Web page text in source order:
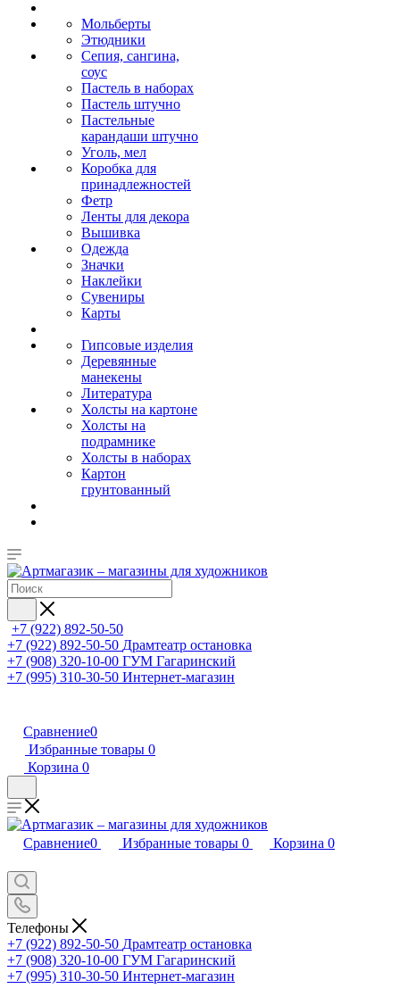
Мольберты
Этюдники
Сепия, сангина,
соус
Пастель в наборах
Пастель штучно
Пастельные
карандаши штучно
Уголь, мел
Коробка для
принадлежностей
Фетр
Ленты для декора
Вышивка
Одежда
Значки
Наклейки
Сувениры
Карты
Гипсовые изделия
Деревянные
манекены
Литература
Холсты на картоне
Холсты на
подрамнике
Холсты в наборах
Картон
грунтованный
+7 (922) 892-50-50
+7 (922) 892-50-50 Драмтеатр остановка
+7 (908) 320-10-00 ГУМ Гагаринский
+7 (995) 310-30-50 Интернет-магазин
Сравнение0
Избранные товары 0
Корзина 0
Сравнение0 Избранные товары 0 Корзина 0
Телефоны
+7 (922) 892-50-50 Драмтеатр остановка
+7 (908) 320-10-00 ГУМ Гагаринский
+7 (995) 310-30-50 Интернет-магазин